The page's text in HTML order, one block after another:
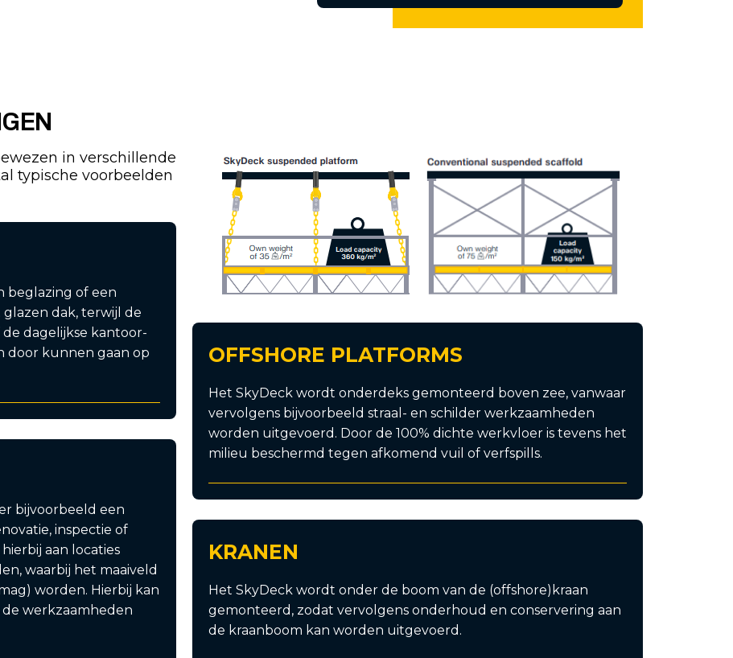
in verschillende
typische voorbeelden
beglazing of een
dak, terwijl de
dagelijkse kantoor-
door kunnen gaan op
bijvoorbeeld een
inspectie of
aan locaties
waarbij het maaiveld
worden. Hierbij kan
werkzaamheden
OFFSHORE PLATFORMS
Het SkyDeck wordt onderdeks gemonteerd boven zee, vanwaar
vervolgens bijvoorbeeld straal- en schilder werkzaamheden
worden uitgevoerd. Door de 100% dichte werkvloer is tevens het
milieu beschermd tegen afkomend vuil of verfspills.
KRANEN
Het SkyDeck wordt onder de boom van de (offshore)kraan
gemonteerd, zodat vervolgens onderhoud en conservering aan
de kraanboom kan worden uitgevoerd.